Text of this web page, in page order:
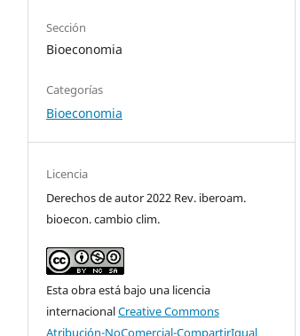
Sección
Bioeconomia
Categorías
Bioeconomia
Licencia
Derechos de autor 2022 Rev. iberoam.
bioecon. cambio clim.
Esta obra está bajo una licencia
internacionalCreative Commons
Atribución-NoComercial-CompartirIgual